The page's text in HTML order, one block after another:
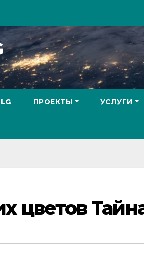
ПРОЕКТЫ УСЛУГИ
цветов